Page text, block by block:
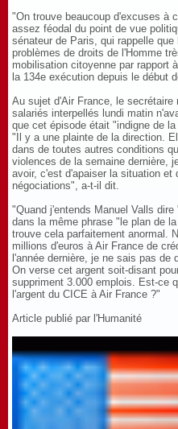
"On trouve beaucoup d'excuses à
assez féodal du point de vue
sénateur de Paris, qui rappelle
problèmes de droits de l'Homme
mobilisation citoyenne par rapport
la 134e exécution depuis le début
Au sujet d'Air France, le
salariés interpellés lundi matin
que cet épisode était "indigne de la
"Il y a une plainte de la direction.
dans de toutes autres conditions
violences de la semaine dernière,
avoir, c'est d'apaiser la situation et
négociations", a-t-il dit.
"Quand j'entends Manuel Valls
dans la même phrase "le plan de
trouve cela parfaitement anormal.
millions d'euros à Air France de
l'année dernière, je ne sais pas de
On verse cet argent soit-disant
suppriment 3.000 emplois. Est-ce
l'argent du CICE à Air France ?"
Article publié par l'Humanité